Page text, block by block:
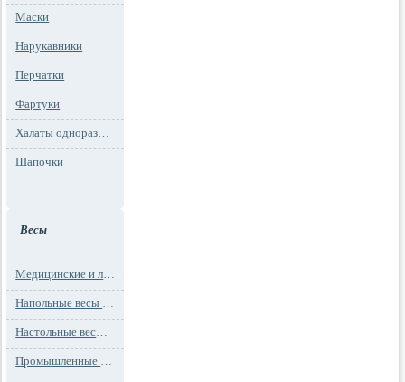
Маски
Нарукавники
Перчатки
Фартуки
Халаты одноразовые
Шапочки
Весы
Медицинские и лабораторные весы
Напольные весы MAX до 1000 кг (до 1 т)
Настольные весы для фасовки MAX до 30 кг
Промышленные весы (до 100 тонн)